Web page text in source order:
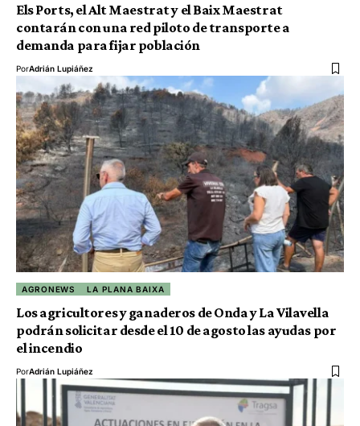
Els Ports, el Alt Maestrat y el Baix Maestrat
contarán con una red piloto de transporte a
demanda para fijar población
PorAdrián Lupiáñez
AGRONEWS LA PLANA BAIXA
Los agricultores y ganaderos de Onda y La Vilavella
podrán solicitar desde el 10 de agosto las ayudas por
el incendio
PorAdrián Lupiáñez